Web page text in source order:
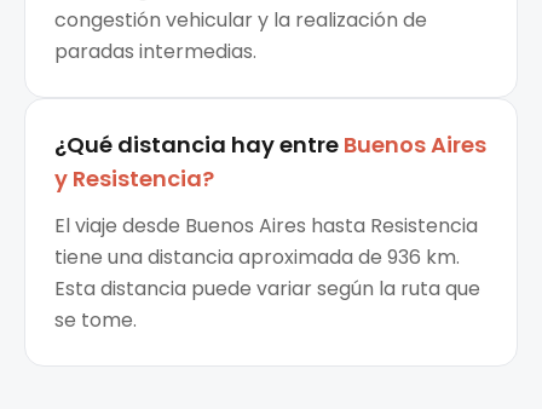
congestión vehicular y la realización de
paradas intermedias.
¿Qué distancia hay entre Buenos Aires
y Resistencia?
El viaje desde Buenos Aires hasta Resistencia
tiene una distancia aproximada de 936 km.
Esta distancia puede variar según la ruta que
se tome.